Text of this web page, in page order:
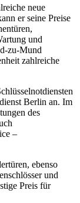
neue
er seine Preise
und
zu-Mund
zahlreiche
Berlin an. Im
des
–
ebenso
und
Preis für